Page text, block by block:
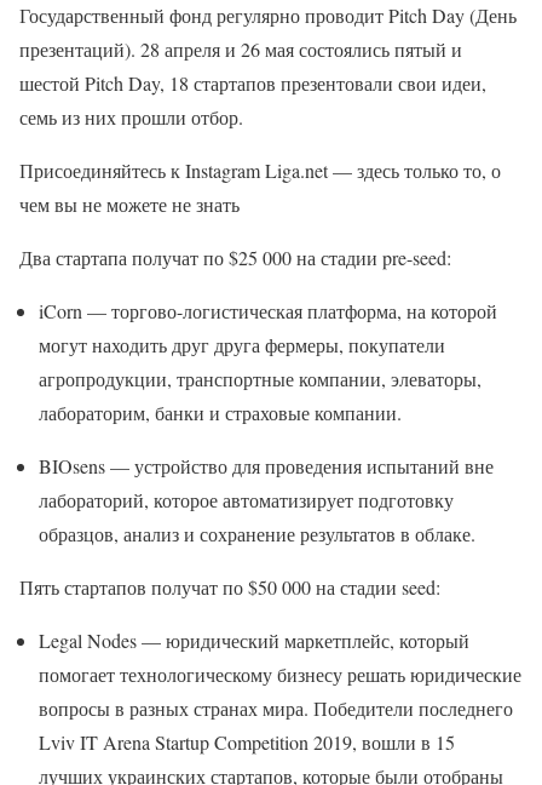
Государственный фонд регулярно проводит Pitch Day (День
презентаций). 28 апреля и 26 мая состоялись пятый и
шестой Pitch Day, 18 стартапов презентовали свои идеи,
семь из них прошли отбор.
Присоединяйтесь к Instagram Liga.net — здесь только то, о
чем вы не можете не знать
Два стартапа получат по $25 000 на стадии pre-seed:
iCorn — торгово-логистическая платформа, на которой
могут находить друг друга фермеры, покупатели
агропродукции, транспортные компании, элеваторы,
лабораторим, банки и страховые компании.
BIOsens — устройство для проведения испытаний вне
лабораторий, которое автоматизирует подготовку
образцов, анализ и сохранение результатов в облаке.
Пять стартапов получат по $50 000 на стадии seed:
Legal Nodes — юридический маркетплейс, который
помогает технологическому бизнесу решать юридические
вопросы в разных странах мира. Победители последнего
Lviv IT Arena Startup Competition 2019, вошли в 15
лучших украинских стартапов, которые были отобраны